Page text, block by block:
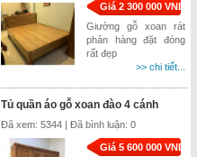
Giá 2 300 000 VND
Giường gỗ xoan rát
phản hàng đặt đóng
rất đẹp
>> chi tiết...
Tủ quần áo gỗ xoan đào 4 cánh
Đã xem: 5344 | Đã bình luận: 0
Giá 5 600 000 VND